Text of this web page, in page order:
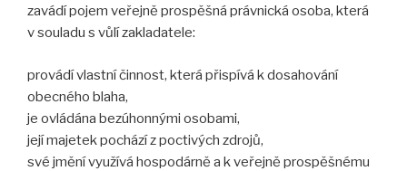
zavádí pojem veřejně prospěšná právnická osoba, která
v souladu s vůlí zakladatele:
provádí vlastní činnost, která přispívá k dosahování
obecného blaha,
je ovládána bezúhonnými osobami,
její majetek pochází z poctivých zdrojů,
své jmění využívá hospodárně a k veřejně prospěšnému